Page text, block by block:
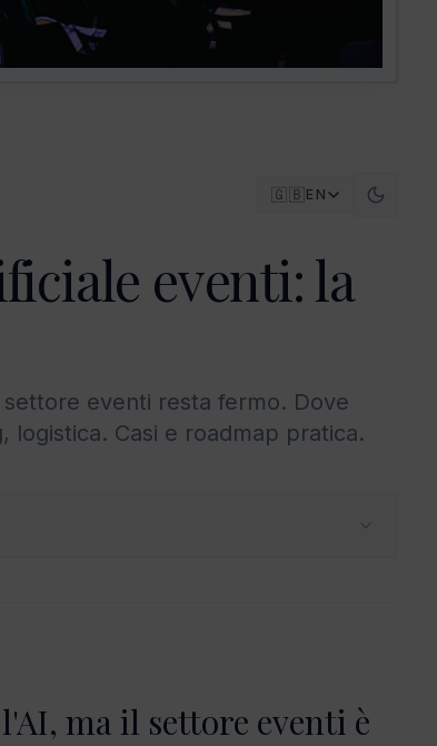
🇬🇧EN
eventi: la
eventi resta fermo. Dove
Casi e roadmap pratica.
ma il settore eventi è